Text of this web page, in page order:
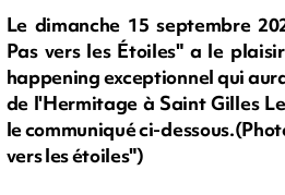
Le dimanche 15 septembre
Pas vers les Étoiles" a le
happening exceptionnel qui
de l'Hermitage à Saint Gilles
le communiqué ci-
vers les étoiles")